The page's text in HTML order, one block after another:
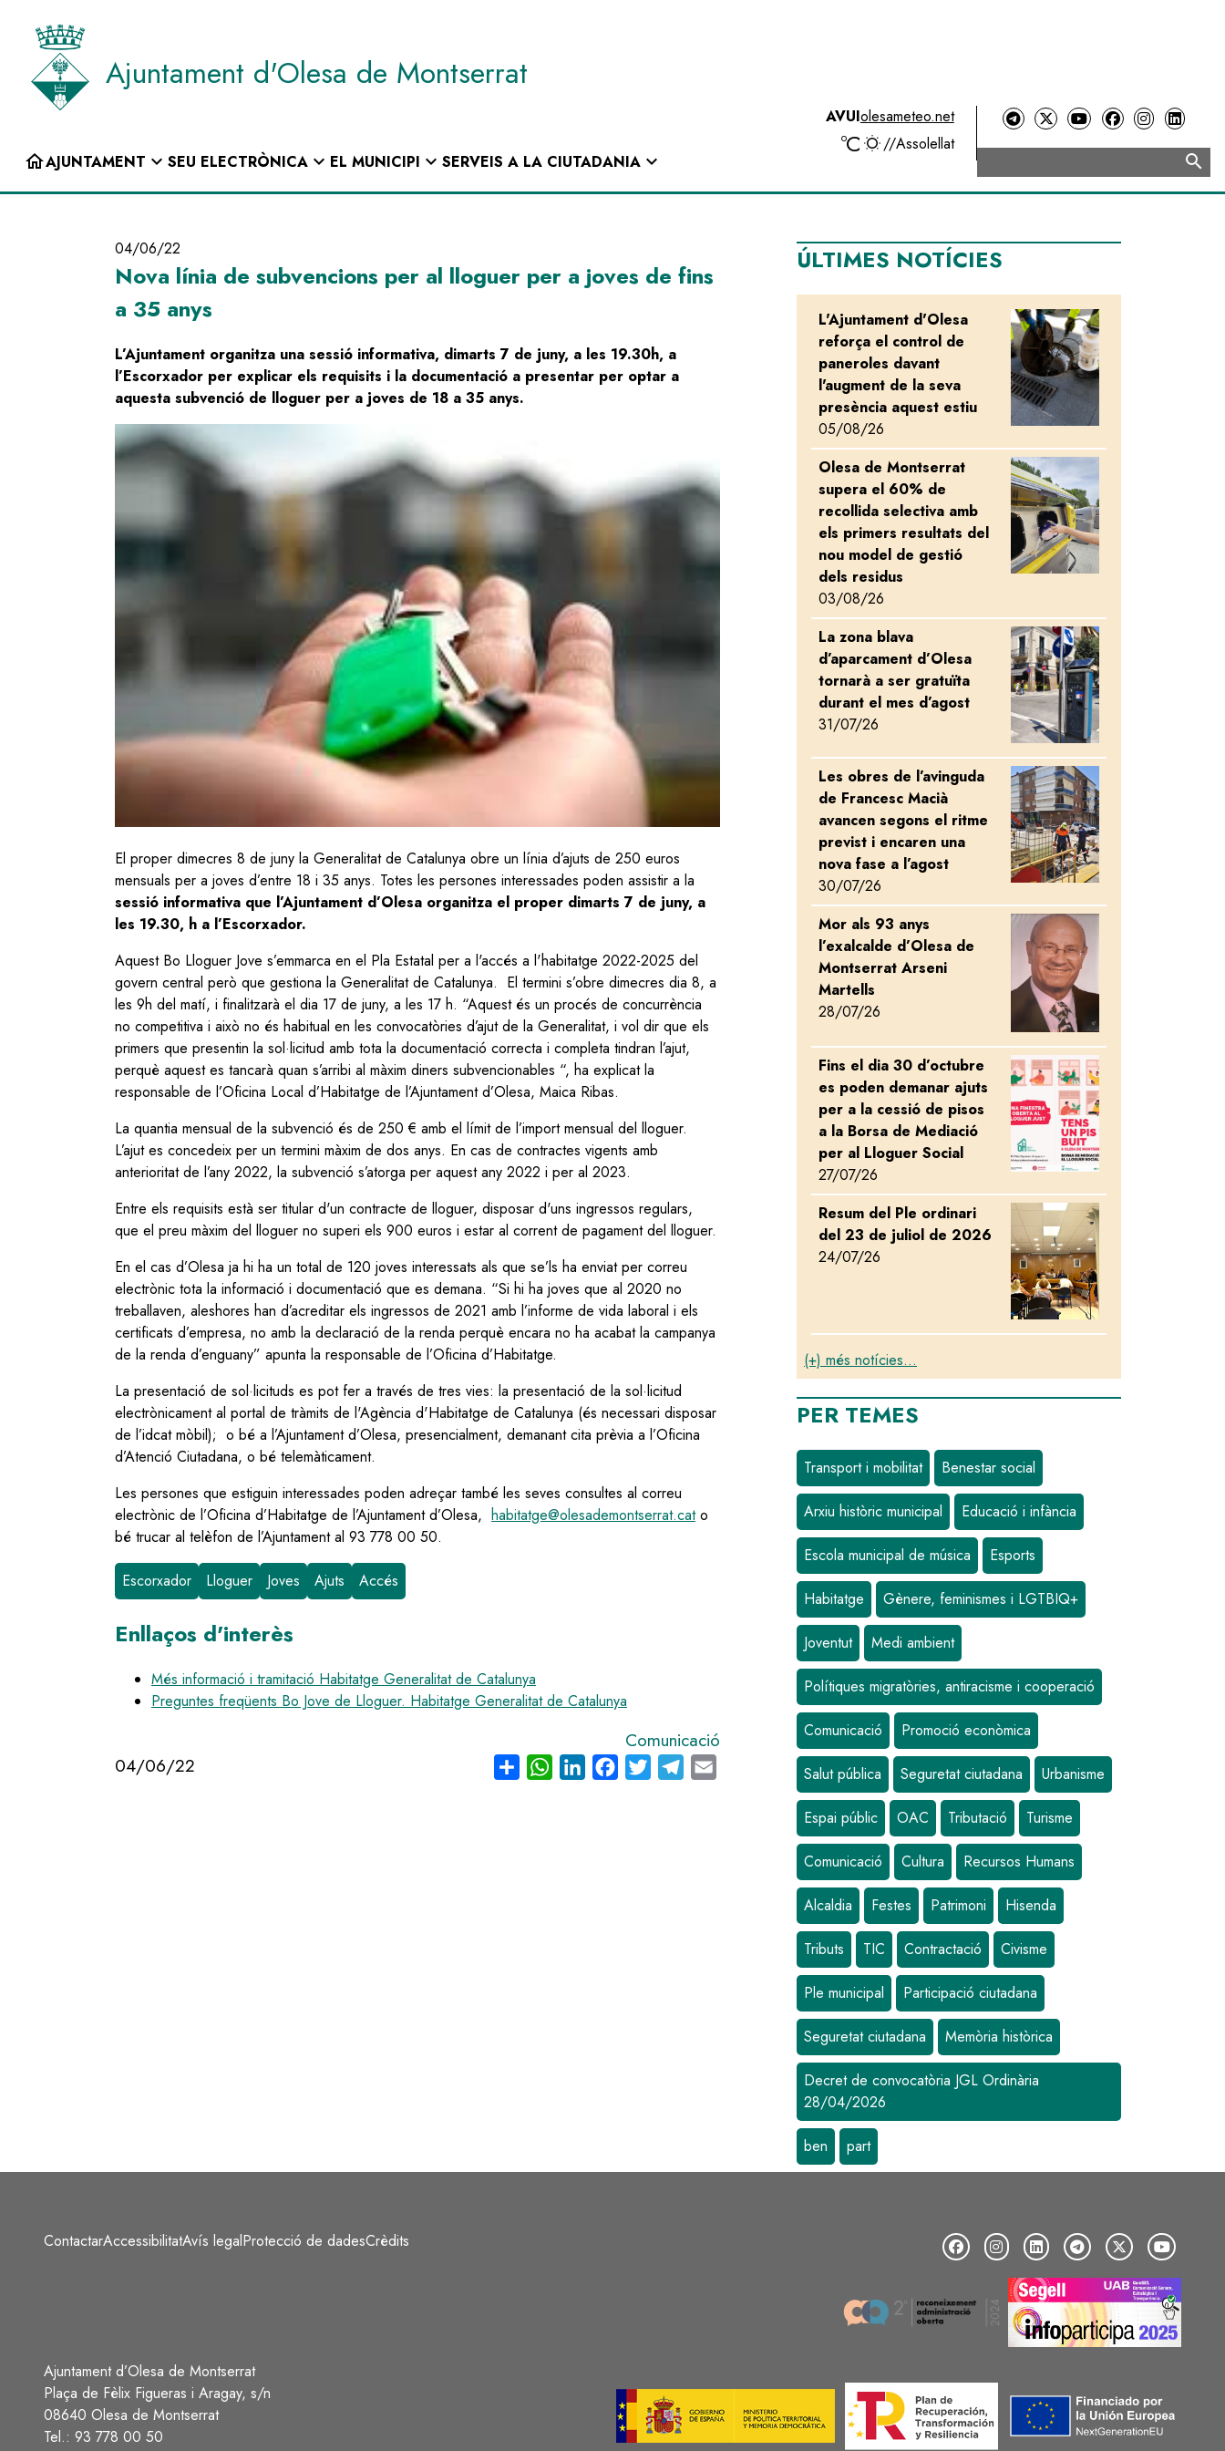
contingut
Ajuntament d'Olesa de Montserrat
Navegació
INICI
homeAJUNTAMENT expand_more SEU ELECTRÒNICAexpand_more EL MUNICIPI expand_more SERVEIS A LA CIUTADANIAexpand_more
AVUIolesameteo.net
ºC //Assolellat
search
04/06/22
Nova línia de subvencions per al lloguer per a joves de fins
a 35 anys
L’Ajuntament organitza una sessió informativa, dimarts 7 de juny, a les 19.30h, a
l’Escorxador per explicar els requisits i la documentació a presentar per optar a
aquesta subvenció de lloguer per a joves de 18 a 35 anys.
Image
El proper dimecres 8 de juny la Generalitat de Catalunya obre un línia d’ajuts de 250 euros
mensuals per a joves d’entre 18 i 35 anys. Totes les persones interessades poden assistir a la
sessió informativa que l’Ajuntament d’Olesa organitza el proper dimarts 7 de juny, a
les 19.30, h a l’Escorxador.
Aquest Bo Lloguer Jove s’emmarca en el Pla Estatal per a l'accés a l'habitatge 2022-2025 del
govern central però que gestiona la Generalitat de Catalunya. El termini s’obre dimecres dia 8, a
les 9h del matí, i finalitzarà el dia 17 de juny, a les 17 h. “Aquest és un procés de concurrència
no competitiva i això no és habitual en les convocatòries d’ajut de la Generalitat, i vol dir que els
primers que presentin la sol·licitud amb tota la documentació correcta i completa tindran l’ajut,
perquè aquest es tancarà quan s’arribi al màxim diners subvencionables “, ha explicat la
responsable de l’Oficina Local d’Habitatge de l’Ajuntament d’Olesa, Maica Ribas.
La quantia mensual de la subvenció és de 250 € amb el límit de l’import mensual del lloguer.
L’ajut es concedeix per un termini màxim de dos anys. En cas de contractes vigents amb
anterioritat de l’any 2022, la subvenció s’atorga per aquest any 2022 i per al 2023.
Entre els requisits està ser titular d'un contracte de lloguer, disposar d'uns ingressos regulars,
que el preu màxim del lloguer no superi els 900 euros i estar al corrent de pagament del lloguer.
En el cas d’Olesa ja hi ha un total de 120 joves interessats als que se’ls ha enviat per correu
electrònic tota la informació i documentació que es demana. “Si hi ha joves que al 2020 no
treballaven, aleshores han d’acreditar els ingressos de 2021 amb l’informe de vida laboral i els
certificats d’empresa, no amb la declaració de la renda perquè encara no ha acabat la campanya
de la renda d’enguany” apunta la responsable de l’Oficina d’Habitatge.
La presentació de sol·licituds es pot fer a través de tres vies: la presentació de la sol·licitud
electrònicament al portal de tràmits de l'Agència d'Habitatge de Catalunya (és necessari disposar
de l’idcat mòbil); o bé a l’Ajuntament d’Olesa, presencialment, demanant cita prèvia a l’Oficina
d’Atenció Ciutadana, o bé telemàticament.
Les persones que estiguin interessades poden adreçar també les seves consultes al correu
electrònic de l’Oficina d’Habitatge de l’Ajuntament d’Olesa, habitatge@olesademontserrat.cato
bé trucar al telèfon de l’Ajuntament al 93 778 00 50.
Escorxador Lloguer Joves Ajuts Accés
Enllaços d'interès
Més informació i tramitació Habitatge Generalitat de Catalunya
Preguntes freqüents Bo Jove de Lloguer. Habitatge Generalitat de Catalunya
Comunicació
04/06/22
Share WhatsAppLinkedInFacebook
Twitter Telegram
ÚLTIMES NOTÍCIES
L'Ajuntament d'Olesa
reforça el control de
paneroles davant
l'augment de la seva
presència aquest estiu
05/08/26
Image
Olesa de Montserrat
supera el 60% de
recollida selectiva amb
els primers resultats del
nou model de gestió
dels residus
03/08/26
Image
La zona blava
d’aparcament d’Olesa
tornarà a ser gratuïta
durant el mes d’agost
31/07/26
Image
Les obres de l’avinguda
de Francesc Macià
avancen segons el ritme
previst i encaren una
nova fase a l’agost
30/07/26
Image
Mor als 93 anys
l’exalcalde d’Olesa de
Montserrat Arseni
Martells
28/07/26
Image
Fins el dia 30 d’octubre
es poden demanar ajuts
per a la cessió de pisos
a la Borsa de Mediació
per al Lloguer Social
27/07/26
Image
Resum del Ple ordinari
del 23 de juliol de 2026
24/07/26
Image
(+) més notícies...
PER TEMES
Transport i mobilitat Benestar social
Arxiu històric municipal Educació i infància
Escola municipal de música Esports
Habitatge Gènere, feminismes i LGTBIQ+
Joventut Medi ambient
Polítiques migratòries, antiracisme i cooperació
Comunicació Promoció econòmica
Salut pública Seguretat ciutadana Urbanisme
Espai públic OAC Tributació Turisme
Comunicació Cultura Recursos Humans
Alcaldia Festes Patrimoni Hisenda
Tributs TIC Contractació Civisme
Ple municipal Participació ciutadana
Seguretat ciutadana Memòria històrica
Decret de convocatòria JGL Ordinària
28/04/2026
ben part
Peu
ContactarAccessibilitatAvís legalProtecció de dadesCrèdits
Ajuntament d’Olesa de Montserrat
Plaça de Fèlix Figueras i Aragay, s/n
08640 Olesa de Montserrat
Tel.: 93 778 00 50
Image
Image
Image